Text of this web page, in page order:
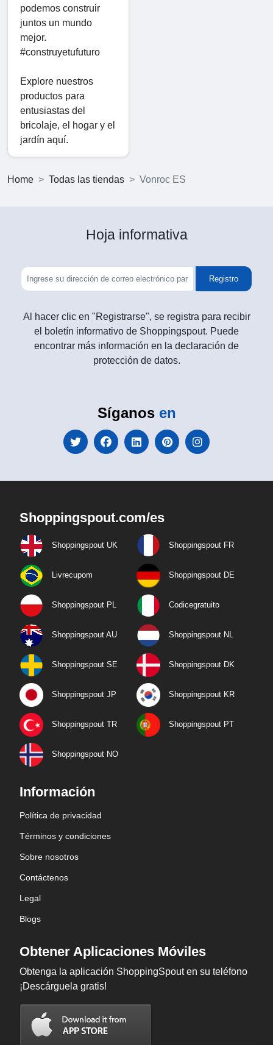
podemos construir
juntos un mundo
mejor.
#construyetufuturo
Explore nuestros
productos para
entusiastas del
bricolaje, el hogar y el
jardín aquí.
Home Todas las tiendas Vonroc ES
Hoja informativa
Registro
Al hacer clic en "Registrarse", se registra para recibir
el boletín informativo de Shoppingspout. Puede
encontrar más información en la declaración de
protección de datos.
Síganos en
Shoppingspout.com/es
Shoppingspout UK Shoppingspout FR
Livrecupom Shoppingspout DE
Shoppingspout PL Codicegratuito
Shoppingspout AU Shoppingspout NL
Shoppingspout SE Shoppingspout DK
Shoppingspout JP Shoppingspout KR
Shoppingspout TR Shoppingspout PT
Shoppingspout NO
Información
Política de privacidad
Términos y condiciones
Sobre nosotros
Contáctenos
Legal
Blogs
Obtener Aplicaciones Móviles
Obtenga la aplicación ShoppingSpout en su teléfono
¡Descárguela gratis!